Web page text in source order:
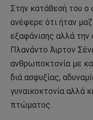
Στην κατάθεσή του ο
ανέφερε ότι ήταν
εξαφάνισης αλλά την
Πλανάντο Άιρτον
ανθρωποκτονία με
διά ασφυξίας,
γυναικοκτονία αλλά
πτώματος.